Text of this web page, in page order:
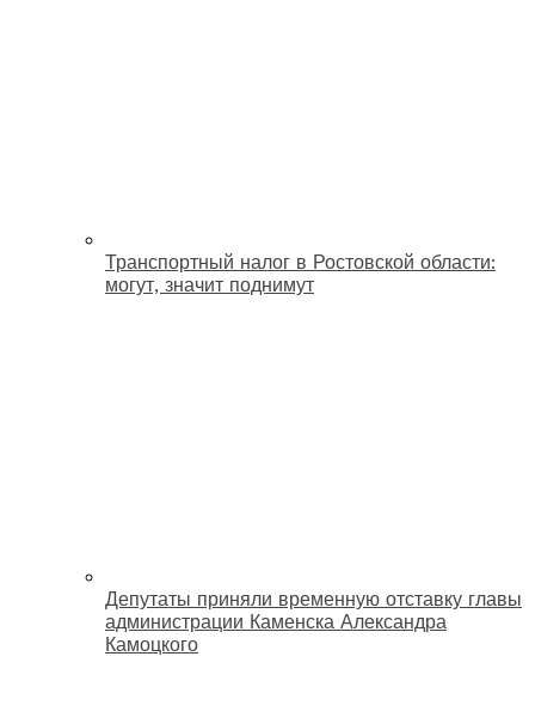
Транспортный налог в Ростовской области:
могут, значит поднимут
Депутаты приняли временную отставку главы
администрации Каменска Александра
Камоцкого